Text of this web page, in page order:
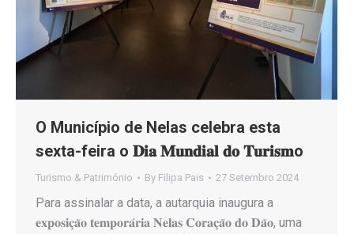
O Município de Nelas celebra esta
sexta-feira o 𝐃𝐢𝐚 𝐌𝐮𝐧𝐝𝐢𝐚𝐥 𝐝𝐨 𝐓𝐮𝐫𝐢𝐬𝐦o
Turismo & Património By Filipa Pais 27 Setembro 2024
Para assinalar a data, a autarquia inaugura a
𝐞𝐱𝐩𝐨𝐬𝐢𝐜̧𝐚̃𝐨 𝐭𝐞𝐦𝐩𝐨𝐫𝐚́𝐫𝐢𝐚 𝐍𝐞𝐥𝐚𝐬 𝐂𝐨𝐫𝐚𝐜̧𝐚̃𝐨 𝐝𝐨 𝐃𝐚̃𝐨, uma